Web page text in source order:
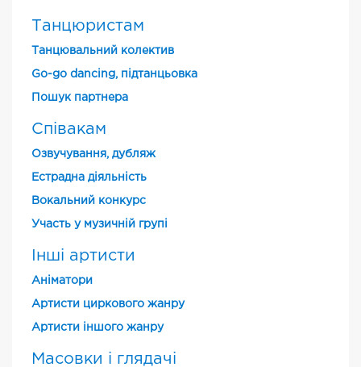
Танцюристам
Танцювальний колектив
Go-go dancing, підтанцьовка
Пошук партнера
Співакам
Озвучування, дубляж
Естрадна діяльність
Вокальний конкурс
Участь у музичній групі
Інші артисти
Аніматори
Артисти циркового жанру
Артисти іншого жанру
Масовки і глядачі